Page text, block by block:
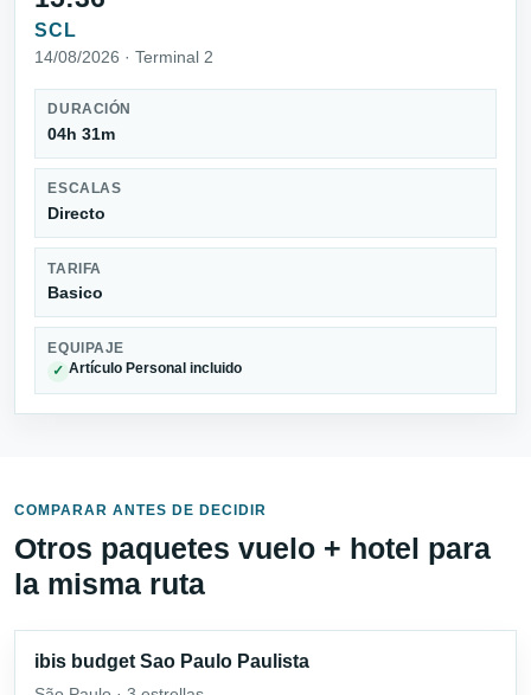
SCL
14/08/2026 · Terminal 2
DURACIÓN
04h 31m
ESCALAS
Directo
TARIFA
Basico
EQUIPAJE
✓ Artículo Personal incluido
COMPARAR ANTES DE DECIDIR
Otros paquetes vuelo + hotel para
la misma ruta
ibis budget Sao Paulo Paulista